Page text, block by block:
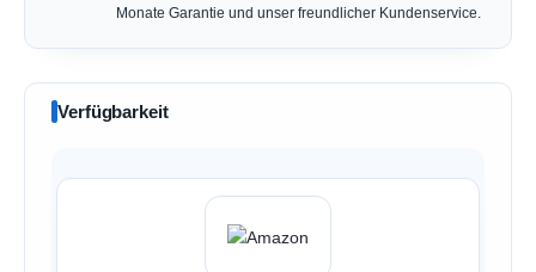
Monate Garantie und unser freundlicher Kundenservice.
Verfügbarkeit